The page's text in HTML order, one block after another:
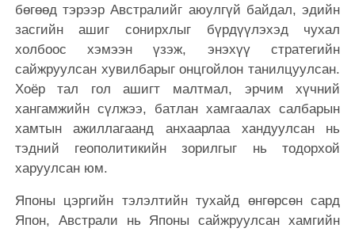
бөгөөд тэрээр Австралийг аюулгүй байдал, эдийн
засгийн ашиг сонирхлыг бүрдүүлэхэд чухал
холбоос хэмээн үзэж, энэхүү стратегийн
сайжруулсан хувилбарыг онцгойлон танилцуулсан.
Хоёр тал гол ашигт малтмал, эрчим хүчний
хангамжийн сүлжээ, батлан ​​​​хамгаалах салбарын
хамтын ажиллагаанд анхаарлаа хандуулсан нь
тэдний геополитикийн зорилгыг нь тодорхой
харуулсан юм.
Японы цэргийн тэлэлтийн тухайд өнгөрсөн сард
Япон, Австрали нь Японы сайжруулсан хамгийн